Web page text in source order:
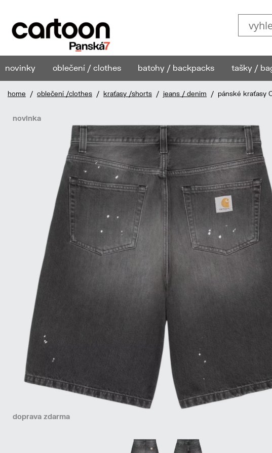
novinky oblečení / clothes batohy / backpacks tašky /
home / oblečení /clothes / kraťasy /shorts / jeans / denim / pánské kraťasy
doprava zdarma
novinka